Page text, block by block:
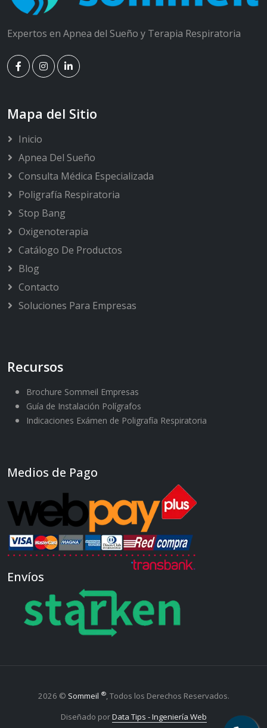
Expertos en Apnea del Sueño y Terapia Respiratoria
Mapa del Sitio
Inicio
Apnea Del Sueño
Consulta Médica Especializada
Poligrafía Respiratoria
Stop Bang
Oxigenoterapia
Catálogo De Productos
Blog
Contacto
Soluciones Para Empresas
Recursos
Brochure Sommeil Empresas
Guía de Instalación Polígrafos
Indicaciones Exámen de Poligrafía Respiratoria
Medios de Pago
Envíos
2026 © Sommeil ®, Todos los Derechos Reservados.
Diseñado porData Tips - Ingeniería Web